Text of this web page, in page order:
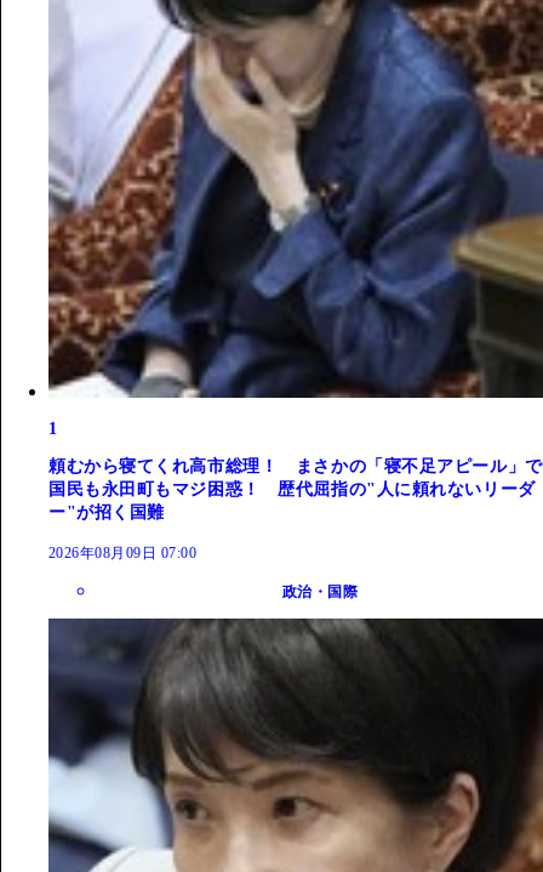
1
頼むから寝てくれ高市総理！ まさかの「寝不足アピール」で
国民も永田町もマジ困惑！ 歴代屈指の"人に頼れないリーダ
ー"が招く国難
2026年08月09日 07:00
政治・国際